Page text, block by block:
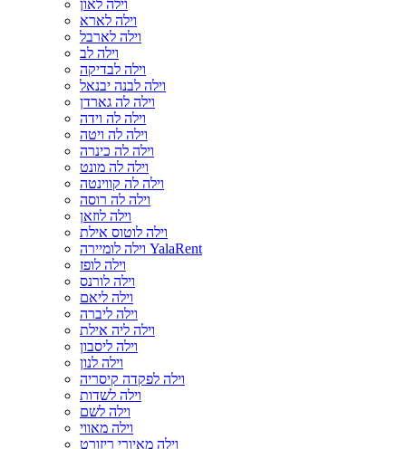
וילה לאון
וילה לארא
וילה לארבל
וילה לב
וילה לבדיקה
וילה לבנה יבנאל
וילה לה גארדן
וילה לה וידה
וילה לה ויטה
וילה לה כינרה
וילה לה מונט
וילה לה קווינטה
וילה לה רוסה
וילה לוזאן
וילה לוטוס אילת
וילה לומיירה YalaRent
וילה לופז
וילה לורנס
וילה ליאם
וילה ליברה
וילה ליה אילת
וילה ליסבון
וילה לנון
וילה לפקדה קיסריה
וילה לשדות
וילה לשם
וילה מאווי
וילה מאיורי ריזורט